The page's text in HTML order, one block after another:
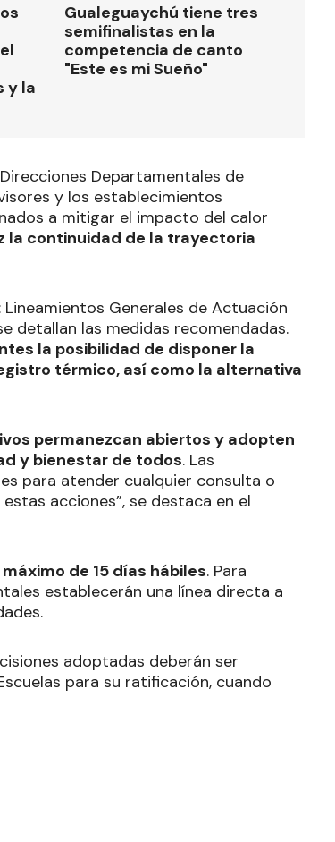
y la
Gualeguaychú tiene tres
semifinalistas en la
competencia de canto
"Este es mi Sueño"
Departamentales de
y los establecimientos
a mitigar el impacto del calor
la continuidad de la trayectoria
Generales de Actuación
detallan las medidas recomendadas.
la posibilidad de disponer la
térmico, así como la alternativa
permanezcan abiertos y adopten
y bienestar de todos. Las
para atender cualquier consulta o
acciones”, se destaca en el
de 15 días hábiles. Para
establecerán una línea directa a
adoptadas deberán ser
para su ratificación, cuando